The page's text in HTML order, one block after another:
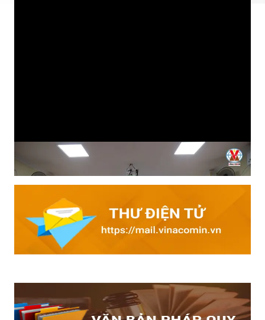
Tìm hiểu kiến thức an toàn đầu ca: Cách làm hiệu quả của
Than Mạo Khê